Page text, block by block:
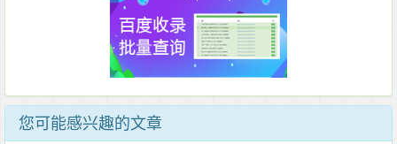
您可能感兴趣的文章